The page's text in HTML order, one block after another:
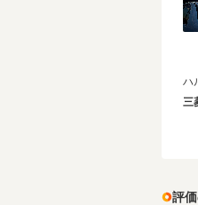
ハ
三
評